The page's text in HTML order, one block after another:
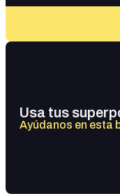
Usa tus
Ayúdanos en esta